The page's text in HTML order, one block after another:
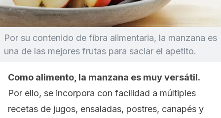
Por su contenido de fibra alimentaria, la manzana es
una de las mejores frutas para saciar el apetito.
Como alimento, la manzana es muy versátil.
Por ello, se incorpora con facilidad a múltiples
recetas de jugos, ensaladas, postres, canapés y